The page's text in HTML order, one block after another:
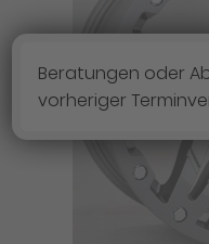
Beratungen oder
vorheriger